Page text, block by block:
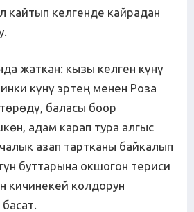
кайтып келгенде кайрадан
жаткан: кызы келген күнү
күнү эртең менен Роза
баласы боор
адам карап тура алгыс
азап тартканы байкалып
буттарына окшогон териси
кичинекей колдорун